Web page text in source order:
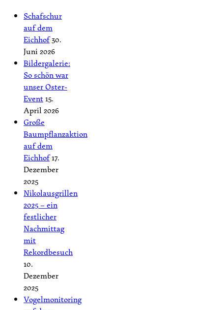
Schafschur
auf dem
Eichhof30.
Juni 2026
Bildergalerie:
So schön war
unser Oster-
Event15.
April 2026
Große
Baumpflanzaktion
auf dem
Eichhof17.
Dezember
2025
Nikolausgrillen
2025 – ein
festlicher
Nachmittag
mit
Rekordbesuch
10.
Dezember
2025
Vogelmonitoring